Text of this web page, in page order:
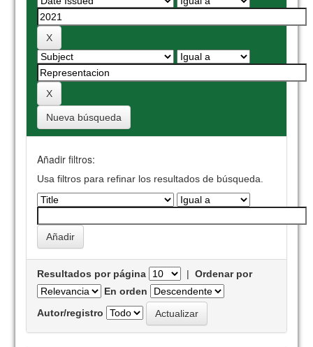
Nueva búsqueda
Añadir filtros:
Usa filtros para refinar los resultados de búsqueda.
Resultados por página |Ordenar por
En orden
Autor/registro